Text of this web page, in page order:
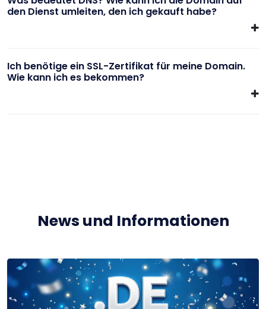
den Dienst umleiten, den ich gekauft habe?
Ich benötige ein SSL-Zertifikat für meine Domain.
Wie kann ich es bekommen?
News und Informationen